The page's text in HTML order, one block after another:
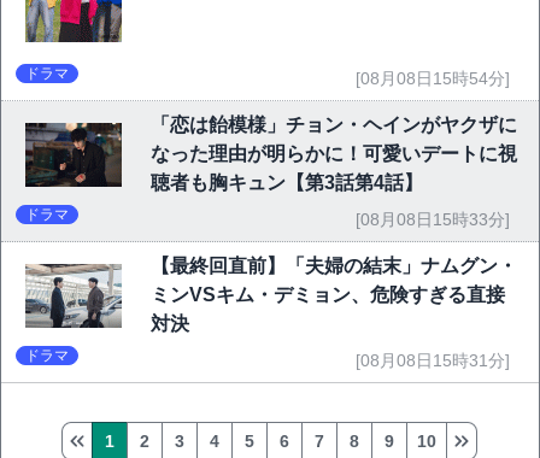
ドラマ [08月08日15時54分]
「恋は飴模様」チョン・ヘインがヤクザに
なった理由が明らかに！可愛いデートに視
聴者も胸キュン【第3話第4話】
ドラマ [08月08日15時33分]
【最終回直前】「夫婦の結末」ナムグン・
ミンVSキム・デミョン、危険すぎる直接
対決
ドラマ [08月08日15時31分]
1 2 3 4 5 6 7 8 9 10